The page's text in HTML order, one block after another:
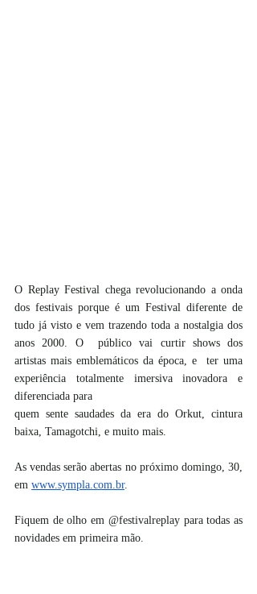
O Replay Festival chega revolucionando a onda
dos festivais porque é um Festival diferente de
tudo já visto e vem trazendo toda a nostalgia dos
anos 2000. O  público vai curtir shows dos
artistas mais emblemáticos da época, e  ter uma
experiência totalmente imersiva inovadora e
diferenciada para
quem sente saudades da era do Orkut, cintura
baixa, Tamagotchi, e muito mais.
As vendas serão abertas no próximo domingo, 30,
em www.sympla.com.br.
Fiquem de olho em @festivalreplay para todas as
novidades em primeira mão.